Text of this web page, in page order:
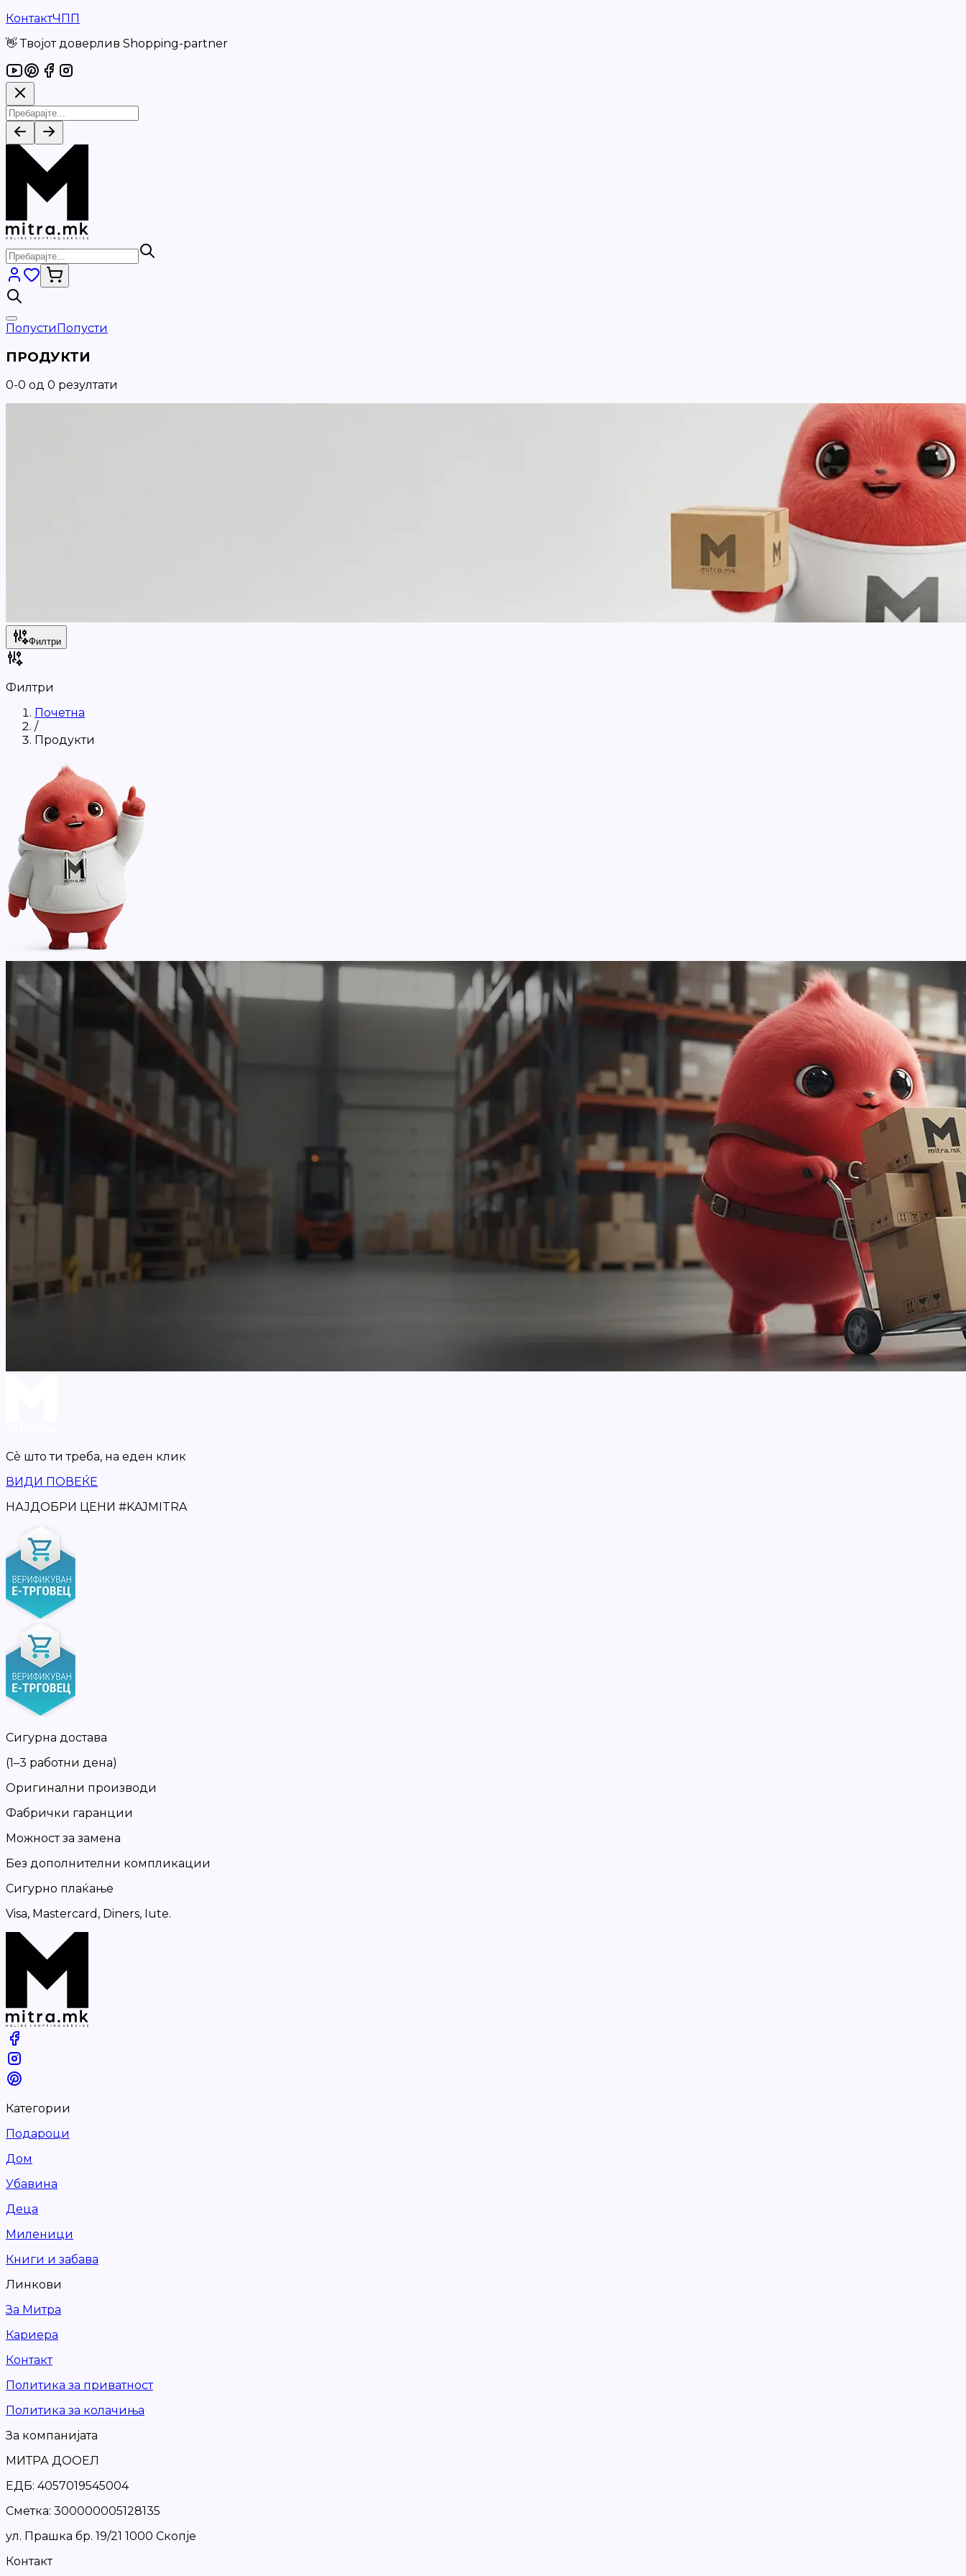
КонтактЧПП
👋 Твојот доверлив Shopping-partner
ПопустиПопусти
ПРОДУКТИ
0-0 од 0 резултати
Филтри
Филтри
Почетна
/
Продукти
Сè што ти треба, на еден клик
ВИДИ ПОВЕЌЕ
НАЈДОБРИ ЦЕНИ #KAJMITRA
Сигурна достава
(1–3 работни дена)
Оригинални производи
Фабрички гаранции
Можност за замена
Без дополнителни компликации
Сигурно плаќање
Visa, Mastercard, Diners, Iute.
Категории
Подароци
Дом
Убавина
Деца
Миленици
Книги и забава
Линкови
За Митра
Кариера
Контакт
Политика за приватност
Политика за колачиња
За компанијата
МИТРА ДООЕЛ
ЕДБ: 4057019545004
Сметка: 300000005128135
ул. Прашка бр. 19/21 1000 Скопје
Контакт